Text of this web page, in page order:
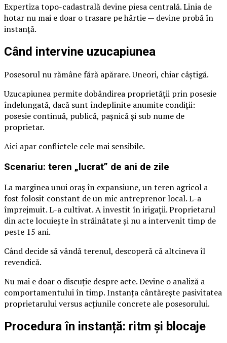
Expertiza topo-cadastrală devine piesa centrală. Linia de
hotar nu mai e doar o trasare pe hârtie — devine probă în
instanță.
Când intervine uzucapiunea
Posesorul nu rămâne fără apărare. Uneori, chiar câștigă.
Uzucapiunea permite dobândirea proprietății prin posesie
îndelungată, dacă sunt îndeplinite anumite condiții:
posesie continuă, publică, pașnică și sub nume de
proprietar.
Aici apar conflictele cele mai sensibile.
Scenariu: teren „lucrat” de ani de zile
La marginea unui oraș în expansiune, un teren agricol a
fost folosit constant de un mic antreprenor local. L-a
împrejmuit. L-a cultivat. A investit în irigații. Proprietarul
din acte locuiește în străinătate și nu a intervenit timp de
peste 15 ani.
Când decide să vândă terenul, descoperă că altcineva îl
revendică.
Nu mai e doar o discuție despre acte. Devine o analiză a
comportamentului în timp. Instanța cântărește pasivitatea
proprietarului versus acțiunile concrete ale posesorului.
Procedura în instanță: ritm și blocaje